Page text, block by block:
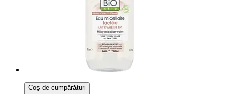
Coș de cumpărături